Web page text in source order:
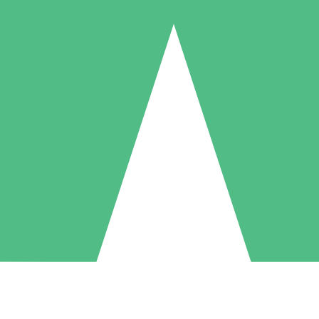
Individuele Creditpakketten
per gebruik met downloadtegoeden. Geen maandelijkse verplichting
5 Downloaden
US$